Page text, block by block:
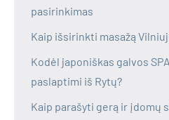
pasirinkimas
Kaip išsirinkti masažą
Kodėl japoniškas galvos
paslaptimi iš Rytų?
Kaip parašyti gerą ir įdomų